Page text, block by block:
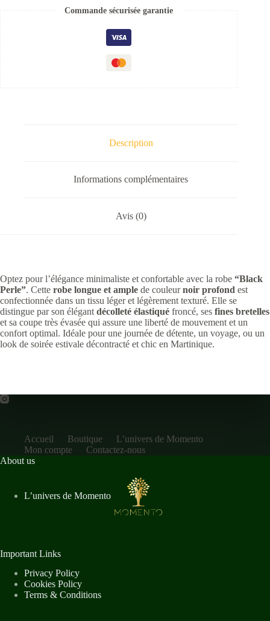
Commande sécurisée garantie
Description
Informations complémentaires
Avis (0)
Optez pour l’élégance minimaliste et confortable avec la robe “Black
Perle”. Cette robe longue et ample de couleurnoir profond est
confectionnée dans un tissu léger et légèrement texturé. Elle se
distingue par son élégant décolleté élastiqué froncé, ses fines bretelles
et sa coupe très évasée qui assure une liberté de mouvement et un
confort optimal. Idéale pour une journée de détente, un voyage, ou un
look de soirée estivale décontracté et chic en Martinique.
Accueil Boutique
L’univers de Momento
Mon compte
Contactez-nous
About us
L’univers de Momento
Important Links
Privacy Policy
Cookies Policy
Terms & Conditions